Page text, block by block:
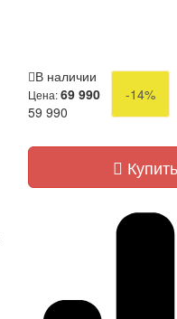
В наличии
Цена:69 990
-14%
59 990
Купить